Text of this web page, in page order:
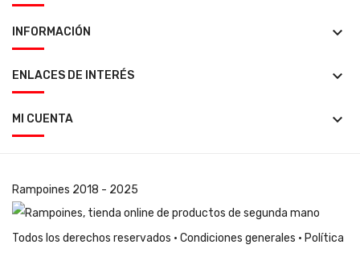
INFORMACIÓN keyboard_arrow_down
ENLACES DE INTERÉS keyboard_arrow_down
MI CUENTA keyboard_arrow_down
Rampoines 2018 - 2025
Todos los derechos reservados · Condiciones generales · Política